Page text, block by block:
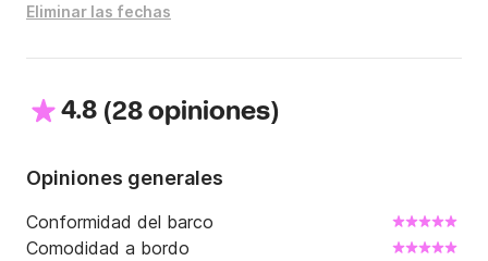
Eliminar las fechas
4.8 (28 opiniones)
Opiniones generales
Conformidad del barco
Comodidad a bordo